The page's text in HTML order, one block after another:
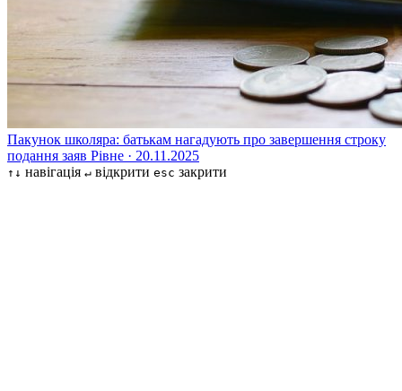
Пакунок школяра: батькам нагадують про завершення строку
подання заяв Рівне · 20.11.2025
↑↓ навігація ↵ відкрити esc закрити